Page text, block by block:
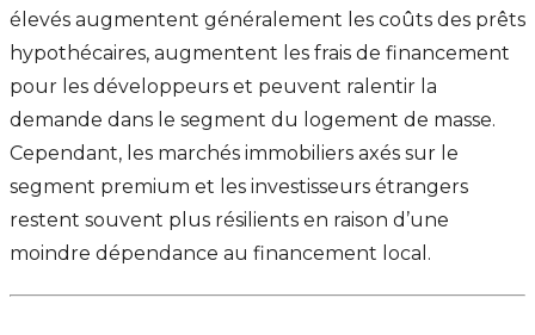
élevés augmentent généralement les coûts des prêts
hypothécaires, augmentent les frais de financement
pour les développeurs et peuvent ralentir la
demande dans le segment du logement de masse.
Cependant, les marchés immobiliers axés sur le
segment premium et les investisseurs étrangers
restent souvent plus résilients en raison d’une
moindre dépendance au financement local.